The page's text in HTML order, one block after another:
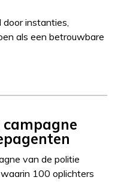
instanties,
als een betrouwbare
van de politie
100 oplichters